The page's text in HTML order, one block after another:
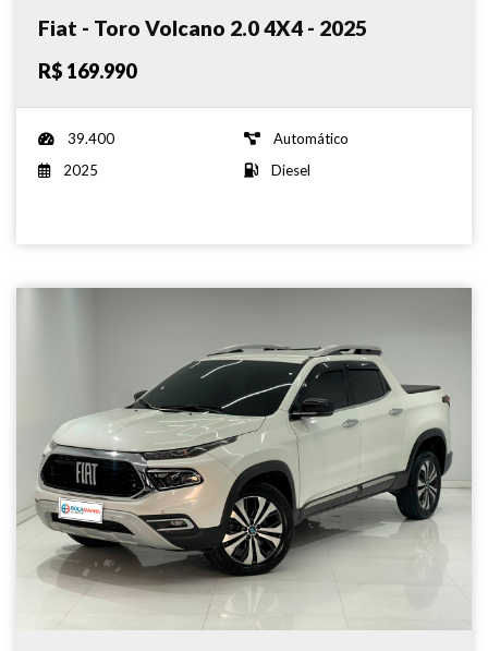
Fiat - Toro Volcano 2.0 4X4 - 2025
R$ 169.990
39.400
Automático
2025
Diesel